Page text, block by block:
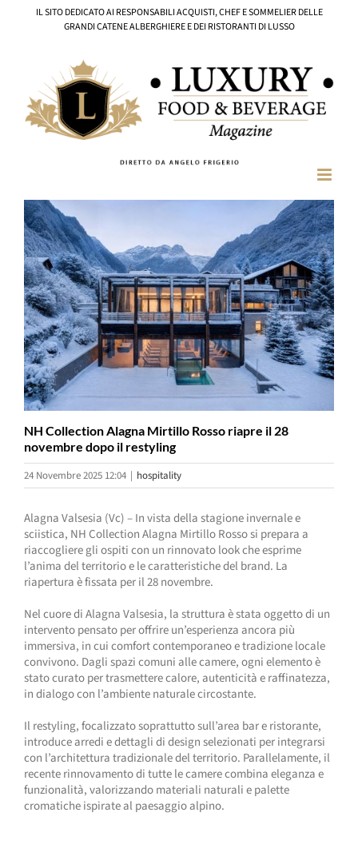
IL SITO DEDICATO AI RESPONSABILI ACQUISTI, CHEF E SOMMELIER DELLE
GRANDI CATENE ALBERGHIERE E DEI RISTORANTI DI LUSSO
Ingrandisci
immagine
NH Collection Alagna Mirtillo Rosso riapre il 28
novembre dopo il restyling
24 Novembre 2025 12:04 | hospitality
Alagna Valsesia (Vc) – In vista della stagione invernale e
sciistica, NH Collection Alagna Mirtillo Rosso si prepara a
riaccogliere gli ospiti con un rinnovato look che esprime
l’anima del territorio e le caratteristiche del brand. La
riapertura è fissata per il 28 novembre.
Nel cuore di Alagna Valsesia, la struttura è stata oggetto di un
intervento pensato per offrire un’esperienza ancora più
immersiva, in cui comfort contemporaneo e tradizione locale
convivono. Dagli spazi comuni alle camere, ogni elemento è
stato curato per trasmettere calore, autenticità e raffinatezza,
in dialogo con l’ambiente naturale circostante.
Il restyling, focalizzato soprattutto sull’area bar e ristorante,
introduce arredi e dettagli di design selezionati per integrarsi
con l’architettura tradizionale del territorio. Parallelamente, il
recente rinnovamento di tutte le camere combina eleganza e
funzionalità, valorizzando materiali naturali e palette
cromatiche ispirate al paesaggio alpino.